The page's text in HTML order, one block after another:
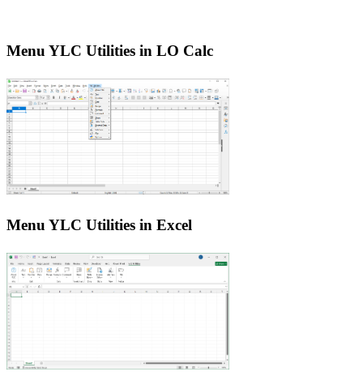
Menu YLC Utilities in LO Calc
Menu YLC Utilities in Excel